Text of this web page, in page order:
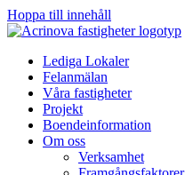
Hoppa till innehåll
Lediga Lokaler
Felanmälan
Våra fastigheter
Projekt
Boendeinformation
Om oss
Verksamhet